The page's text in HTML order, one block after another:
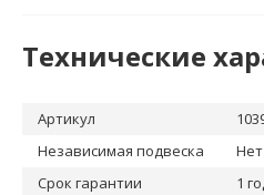
Технические
Артикул
Независимая подвеска
Нет
Срок гарантии
1